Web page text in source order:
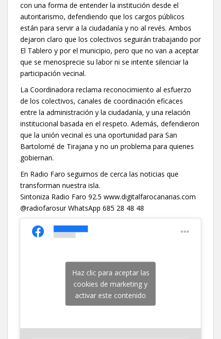
con una forma de entender la institución desde el
autoritarismo, defendiendo que los cargos públicos
están para servir a la ciudadanía y no al revés. Ambos
dejaron claro que los colectivos seguirán trabajando por
El Tablero y por el municipio, pero que no van a aceptar
que se menosprecie su labor ni se intente silenciar la
participación vecinal.
La Coordinadora reclama reconocimiento al esfuerzo
de los colectivos, canales de coordinación eficaces
entre la administración y la ciudadanía, y una relación
institucional basada en el respeto. Además, defendieron
que la unión vecinal es una oportunidad para San
Bartolomé de Tirajana y no un problema para quienes
gobiernan.
En Radio Faro seguimos de cerca las noticias que
transforman nuestra isla.
Sintoniza Radio Faro 92.5 www.digitalfarocanarias.com
@radiofarosur WhatsApp 685 28 48 48
Haz clic para aceptar las
cookies de marketing y
activar este contenido